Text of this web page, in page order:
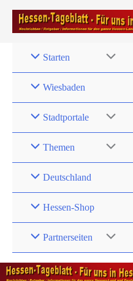
Zum
Inhalt
Starten
Wiesbaden
Stadtportale
Themen
Deutschland
Hessen-Shop
Partnerseiten